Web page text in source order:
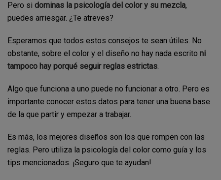
Pero si dominas la psicología del color y su mezcla,
puedes arriesgar. ¿Te atreves?
Esperamos que todos estos consejos te sean útiles. No
obstante, sobre el color y el diseño no hay nada escrito ni
tampoco hay porqué seguir reglas estrictas.
Algo que funciona a uno puede no funcionar a otro. Pero es
importante conocer estos datos para tener una buena base
de la que partir y empezar a trabajar.
Es más, los mejores diseños son los que rompen con las
reglas. Pero utiliza la psicología del color como guía y los
tips mencionados. ¡Seguro que te ayudan!